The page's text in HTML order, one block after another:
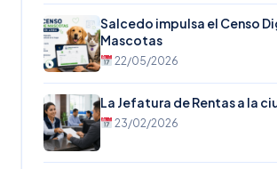
Salcedo impulsa el Censo
Mascotas
22/05/2026
La Jefatura de Rentas a la
23/02/2026